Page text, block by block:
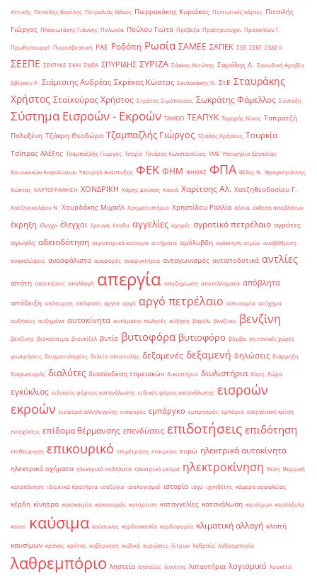
Αττικής Πετκίδης Βασίλης Πετραλιάς Θάνος Πιερρακάκης Κυριάκος Πιστωτικές κάρτες Πιτσιλής
Γιώργος Πλακιωτάκης Γιάννης Πολωνία Πούλου Γιώτα Πρέβεζα Πρατηριούχοι Προκοπίου Γ.
Πρωθυπουργό Πυροσβεστική ΡΑΕ Ροδόπη Ρωσία ΣΑΜΕΕ ΣΑΠΕΚ ΣΕΒ ΣΕΒΤ ΣΕΔΕ ΙΙ
ΣΕΕΠΕ ΣΕΥΠΥΚΕ ΣΚΑΙ ΣΜΕΑ ΣΠΥΡΙΔΗΣ ΣΥΡΙΖΑ Σάκκος Αντώνης Σαμόλης Λ. Σαουδική Αραβία
Σβίγκου Ρ. Σιάμισιης Ανδρέας Σκρέκας Κώστας Σκυλακάκης Θ. ΣτΕ Σταυράκης
Χρήστος Σταϊκούρας Χρήστος Στράτος Σιμόπουλος Σωκράτης Φάμελλος Σύνταξη
Σύστημα Εισροών - Εκροών ΤΑΜΕΙΟ ΤΕΑΠΥΚ Ταγαράς Νίκος Ταπρατζή
Πολυξένη Τζάκρη Θεοδώρα Τζαμπαζλής Γιώργος Τζιόλας Χρήστος Τουρκία
Τσίπρας Αλέξης Τσαμπαζλής Γιώργος Τσεχία Τσιάρας Κωνσταντίνος ΥΜΕ Υπουργείο Εργασίας
Κοινωνικών Ασφαλίσεων Υπουργό Ανάπτυξης ΦΕΚ ΦΗΜ ΦΗΜΑΣ ΦΠΑ Φίλης Ν. Φραγκογιάννης
Κώστας ΧΑΡΤΟΓΡΑΦΗΣΗ ΧΟΝΔΡΙΚΗ Χάρης Δούκας Χανιά Χαρίτσης Αλ. Χατζηθεοδοσίου Γ.
Χατζηνικολάου Ν. Χουρδάκης Μιχαήλ Χρηματιστήριο Χρηστίδου Ραλλία άδεια έκθεση αποβλήτων
έκρηξη έλεγχο έλεγχοι έρευνα έσοδα αγγελίες αγορές αγροτικό πετρέλαιο αγρότες
αγωγός αδειοδότηση αεροπορικά καύσιμα αιτήματα αμόλυβδη ανάκτηση ατμών αναβάθμιση
ανακαλύψεις ανασφάλιστα αναφορές αναψυκτήρια ανταγωνισμός ανταποδοτικά αντλίες
απάτη απαιτήσεις απαλλαγή απεργία αποζημίωση αποτελέσματα απόβλητα
απόδειξη απόσυρση απόφαση αργία αργό αργό πετρέλαιο αστυνομία ατύχημα
αυξήσεις αυξημένα αυτοκίνητα αυτόματοι πωλητές αύξηση βαρέλι βενζίνες βενζίνη
βενζίνης βιοκαύσιμα βιοντίζελ βυτίο βυτιοφόρα βυτιοφόρο βόμβα γειτονικές χώρες
γεωτρήσεις δειγματοληψίες δελτίο αποστολής δεξαμενές δεξαμενή δηλώσεις διάρρηξη
διαγωνισμός διαλύτες διασύνδεση ταμειακών δικαστήριο διυλιστήρια δόση δώρα
εγκύκλιος ειδικούς φόρους κατανάλωσης ειδικός φόρος κατανάλωσης εισροών
εκροών εισφορά αλληλεγγύης εισφορές εμπάργκο εμπρησμός εμπόριο ενεργειακή κρίση
ενισχύσεις επίδομα θέρμανσης επενδύσεις επιδοτήσεις επιδότηση
επιθεώρηση επικουρικό επιμέτρηση εταιρείες ευρώ ηλεκτρικά αυτοκίνητα
ηλεκτρικά οχήματα ηλεκτρικά ποδήλατα ηλεκτρικό ρεύμα ηλεκτροκίνηση θέση θερμική
καταπόνηση ιδιωτικά πρατήρια ισοζύγιο ισολογισμοί ιστορία ισχύ ιχνηθέτης κάμερα ασφαλείας
κέρδη κίνητρα κακοκαιρία κανονισμός κατάρτιση καταγγελίες κατανάλωση καυσίμων καυσόξυλα
καύσι καύσιμα καύσωνας κερδοσκοπία κερδοφορία κλιματική αλλαγή κλοπή
καυσίμων κράνος κράτος κυβέρνηση κυβικά κυρώσεις λίτρων λαθραία λαθρεμπορία
λαθρεμπόριο ληστεία ληστείες λιγνίτης λιπαντήρια λογισμικό λουκέτο